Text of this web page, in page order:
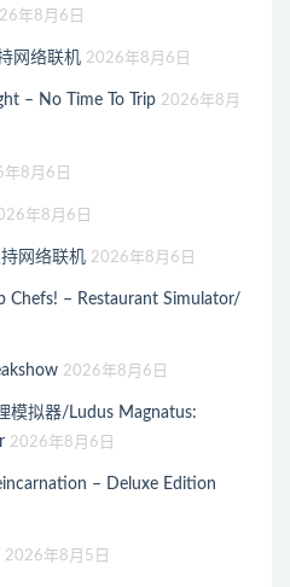
年8月6日
网络联机 2026年8月6日
– No Time To Trip 2026年8月
8月6日
年8月6日
网络联机 2026年8月6日
Chefs! – Restaurant Simulator/
2026年8月6日
模拟器/Ludus Magnatus:
2026年8月6日
– Deluxe Edition
2026年8月5日